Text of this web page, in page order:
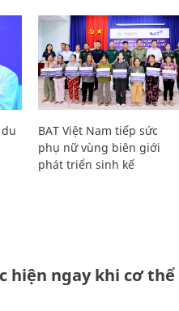
BAT Việt Nam tiếp sức
phụ nữ vùng biên giới
phát triển sinh kế
hiện ngay khi cơ thể